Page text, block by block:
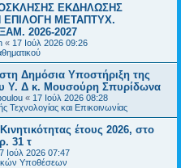
ΕΚΔΗΛΩΣΗΣ
ΕΠΙΛΟΓΗ ΜΕΤΑΠΤΥΧ.
2026-2027
« 17 Ιούλ 2026 09:26
Δημόσια Υποστήριξη της
Υ. Δ κ. Μουσούρη Σπυρίδωνα
« 17 Ιούλ 2026 08:28
Τεχνολογίας και Επικοινωνίας
έτους 2026, στο
31 τ
Ιούλ 2026 07:47
Υποθέσεων